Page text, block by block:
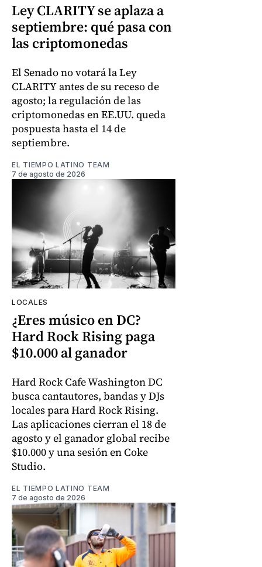
Ley CLARITY se aplaza a
septiembre: qué pasa con
las criptomonedas
El Senado no votará la Ley
CLARITY antes de su receso de
agosto; la regulación de las
criptomonedas en EE.UU. queda
pospuesta hasta el 14 de
septiembre.
EL TIEMPO LATINO TEAM
7 de agosto de 2026
LOCALES
¿Eres músico en DC?
Hard Rock Rising paga
$10.000 al ganador
Hard Rock Cafe Washington DC
busca cantautores, bandas y DJs
locales para Hard Rock Rising.
Las aplicaciones cierran el 18 de
agosto y el ganador global recibe
$10.000 y una sesión en Coke
Studio.
EL TIEMPO LATINO TEAM
7 de agosto de 2026